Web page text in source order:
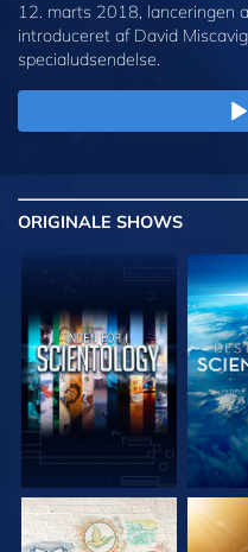
12. marts 2018, lanceringen
introduceret af David
specialudsendelse.
ORIGINALE SHOWS